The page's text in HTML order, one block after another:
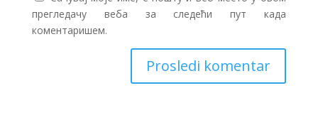
прегледачу веба за следећи пут када
коментаришем.